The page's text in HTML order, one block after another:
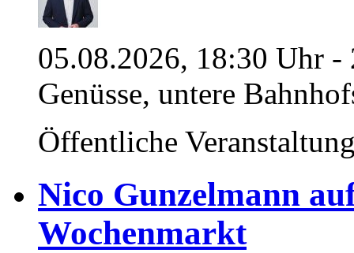
05.08.2026, 18:30 Uhr
Genüsse, untere
Öffentliche
Nico Gunzelmann
Wochenmarkt